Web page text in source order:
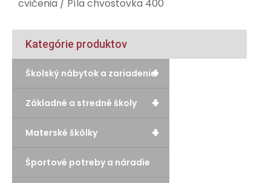
cvičenia / Píla chvostovka 400
Kategórie produktov
+
Školský nábytok a zariadenie
+
Základné a stredné školy
+
Materské škôlky
Športové potreby a náradie